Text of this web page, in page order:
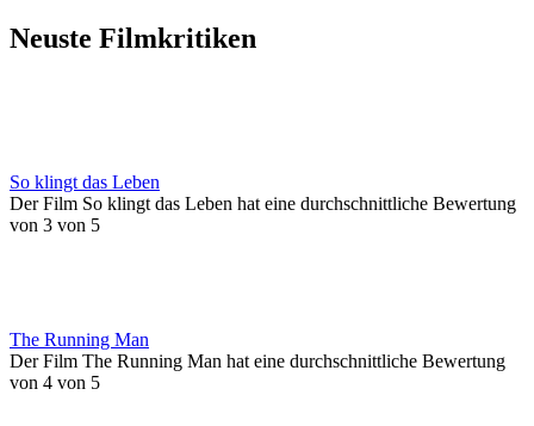
Neuste Filmkritiken
So klingt das Leben
Der Film So klingt das Leben hat eine durchschnittliche Bewertung
von 3 von 5
The Running Man
Der Film The Running Man hat eine durchschnittliche Bewertung
von 4 von 5